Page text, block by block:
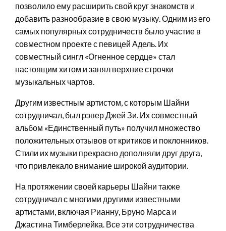
позволило ему расширить свой круг знакомств и
добавить разнообразие в свою музыку. Одним из его
самых популярных сотрудничеств было участие в
совместном проекте с певицей Адель. Их
совместный сингл «Огненное сердце» стал
настоящим хитом и занял верхние строчки
музыкальных чартов.
Другим известным артистом, с которым Шайни
сотрудничал, был рэпер Джей Зи. Их совместный
альбом «Единственный путь» получил множество
положительных отзывов от критиков и поклонников.
Стили их музыки прекрасно дополняли друг друга,
что привлекало внимание широкой аудитории.
На протяжении своей карьеры Шайни также
сотрудничал с многими другими известными
артистами, включая Рианну, Бруно Марса и
Джастина Тимберлейка. Все эти сотрудничества